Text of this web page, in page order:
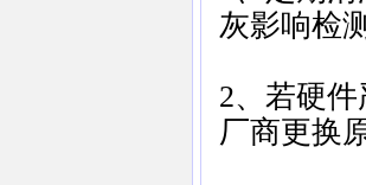
灰影响检
2、若硬
厂商更换